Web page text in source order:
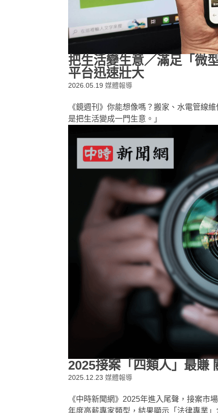
把生活變生意／滿足「微
平台迅速壯大
2026.05.19 媒體報導
《鏡週刊》你能想像嗎？搬家、水電管線
是把生活變成一門生意。」
2025接案「四類人」最賺
2025.12.23 媒體報導
《中時新聞網》2025年進入尾聲，接案市
年度高薪專家類型，結果顯示「法律專業